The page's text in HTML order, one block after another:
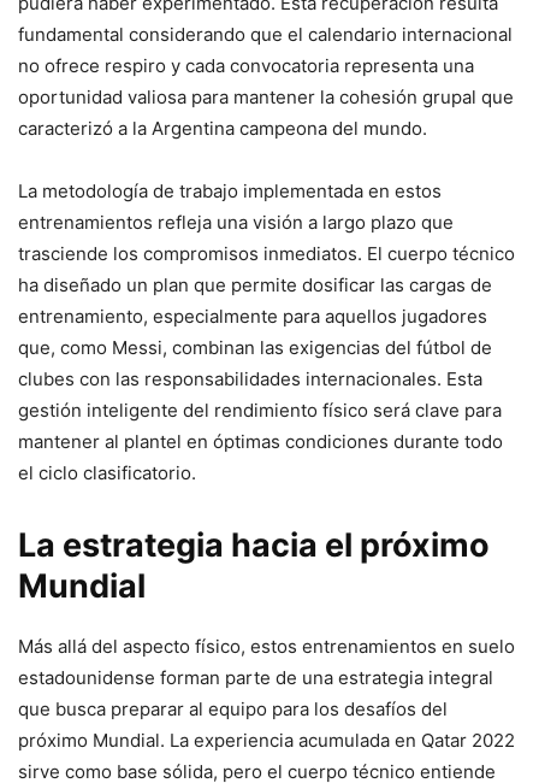
fundamental considerando que el calendario internacional
no ofrece respiro y cada convocatoria representa una
oportunidad valiosa para mantener la cohesión grupal que
caracterizó a la Argentina campeona del mundo.
La metodología de trabajo implementada en estos
entrenamientos refleja una visión a largo plazo que
trasciende los compromisos inmediatos. El cuerpo técnico
ha diseñado un plan que permite dosificar las cargas de
entrenamiento, especialmente para aquellos jugadores
que, como Messi, combinan las exigencias del fútbol de
clubes con las responsabilidades internacionales. Esta
gestión inteligente del rendimiento físico será clave para
mantener al plantel en óptimas condiciones durante todo
el ciclo clasificatorio.
La estrategia hacia el próximo
Mundial
Más allá del aspecto físico, estos entrenamientos en suelo
estadounidense forman parte de una estrategia integral
que busca preparar al equipo para los desafíos del
próximo Mundial. La experiencia acumulada en Qatar 2022
sirve como base sólida, pero el cuerpo técnico entiende